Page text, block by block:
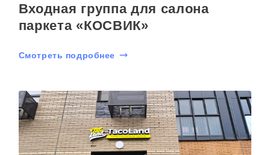
Входная группа для салона
паркета «КОСВИК»
Смотреть подробнее